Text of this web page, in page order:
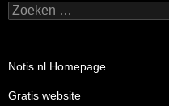
Zoeken
naar:
Notis.nl Homepage
Gratis website